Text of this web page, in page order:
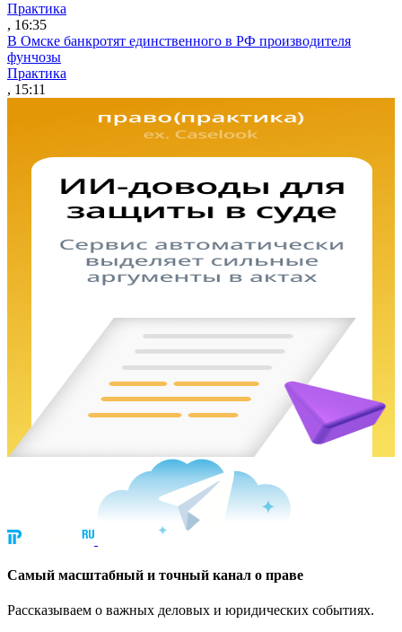
Практика
, 16:35
В Омске банкротят единственного в РФ производителя
фунчозы
Практика
, 15:11
Cамый масштабный и точный канал о праве
Рассказываем о важных деловых и юридических событиях.